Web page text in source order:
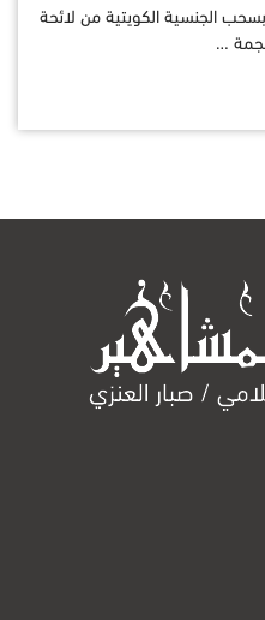
الجنسية الكويتية من لائحة
…